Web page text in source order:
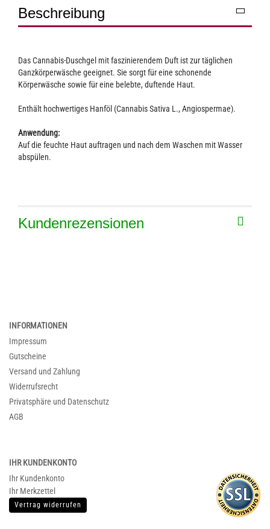
Beschreibung
Das Cannabis-Duschgel mit faszinierendem Duft ist zur täglichen
Ganzkörperwäsche geeignet. Sie sorgt für eine schonende
Körperwäsche sowie für eine belebte, duftende Haut.
Enthält hochwertiges Hanföl (Cannabis Sativa L., Angiospermae).
Anwendung:
Auf die feuchte Haut auftragen und nach dem Waschen mit Wasser
abspülen.
Kundenrezensionen
INFORMATIONEN
Impressum
Gutscheine
Versand und Zahlung
Widerrufsrecht
Privatsphäre und Datenschutz
AGB
IHR KUNDENKONTO
Ihr Kundenkonto
Ihr Merkzettel
Vertrag widerrufen